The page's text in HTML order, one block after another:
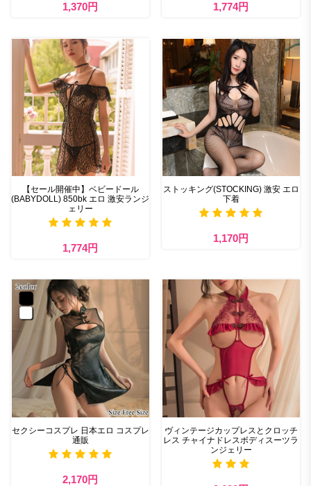
1,370円 1,774円
【セール開催中】ベビードール
(BABYDOLL) 850bk エロ 激安ランジ
ェリー
1,774円
ストッキング(STOCKING) 激安 エロ
下着
1,170円
セクシーコスプレ 日本エロ コスプレ
通販
2,170円
ヴィンテージカップレスとクロッチ
レス チャイナドレスボディスーツラ
ンジェリー